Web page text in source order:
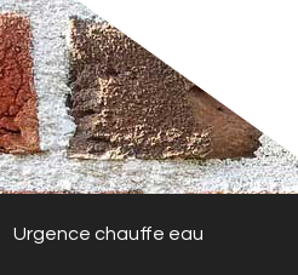
Urgence chauffe eau